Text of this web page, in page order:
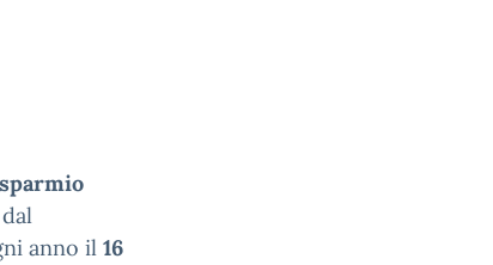
anno il 16